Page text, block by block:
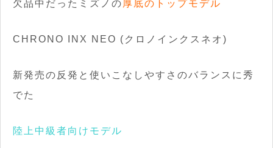
欠品中だったミズノの 厚底のトップモデル
CHRONO INX NEO (クロノインクスネオ)
新発売の反発と使いこなしやすさのバランスに秀
でた
陸上中級者向けモデル